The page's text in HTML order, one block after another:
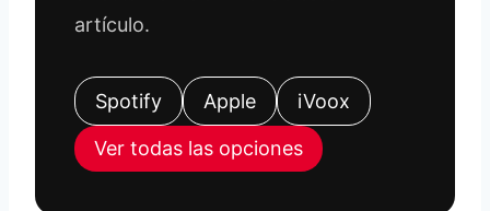
artículo.
Spotify Apple iVoox
Ver todas las opciones